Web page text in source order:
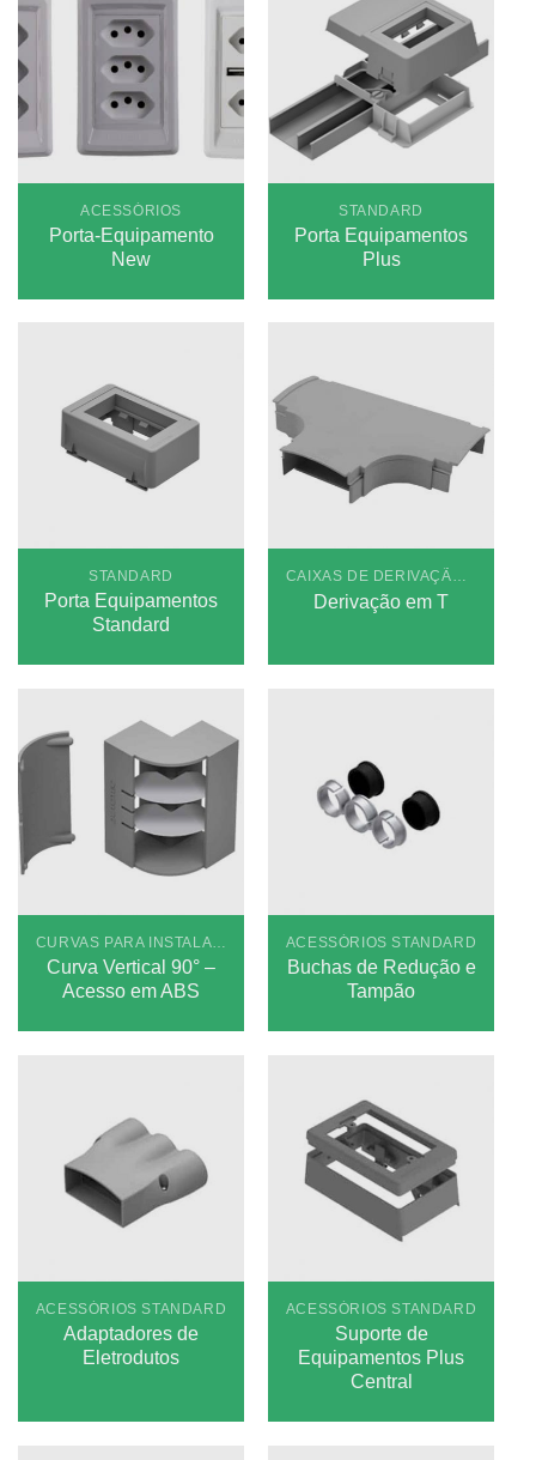
ACESSÓRIOS
Porta-Equipamento
New
STANDARD
Porta Equipamentos
Plus
STANDARD
Porta Equipamentos
Standard
CAIXAS DE DERIVAÇÃO STANDARD
Derivação em T
CURVAS PARA INSTALAÇÕES APARENTES STANDARD
Curva Vertical 90° –
Acesso em ABS
ACESSÓRIOS STANDARD
Buchas de Redução e
Tampão
ACESSÓRIOS STANDARD
Adaptadores de
Eletrodutos
ACESSÓRIOS STANDARD
Suporte de
Equipamentos Plus
Central